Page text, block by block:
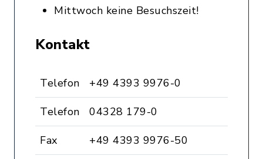
Mittwoch keine Besuchszeit!
Kontakt
Telefon +49 4393 9976-0
Telefon 04328 179-0
Fax +49 4393 9976-50